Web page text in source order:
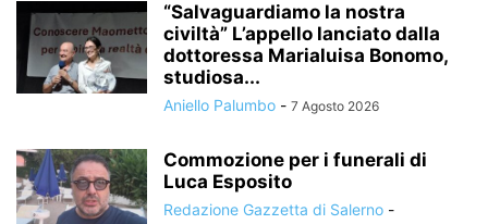
“Salvaguardiamo la nostra
civiltà” L’appello lanciato dalla
dottoressa Marialuisa Bonomo,
studiosa...
Aniello Palumbo - 7 Agosto 2026
Commozione per i funerali di
Luca Esposito
Redazione Gazzetta di Salerno -